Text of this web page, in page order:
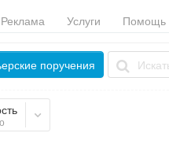
Реклама Услуги Помощь
поручения